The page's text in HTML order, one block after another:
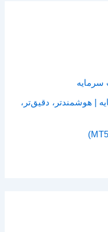
سرمایه | هوشمندتر، دقیق‌تر،